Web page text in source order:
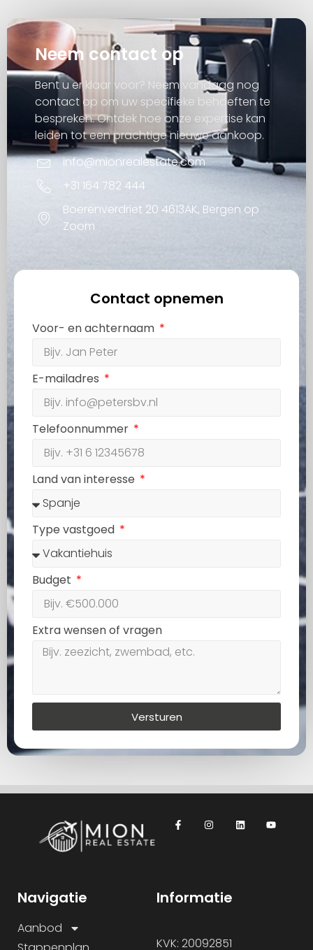
Neem contact op
Bent u er klaar voor? Neem vandaag nog
contact op om uw specifieke behoeften te
bespreken. Ontdek hoe onze expertise kan
leiden tot een prachtige nieuwe aankoop.
info@mionrealestate.com
+31 164 782 444
Boerenverdriet 20 4613AK, Bergen op
Zoom
Contact opnemen
Voor- en achternaam
E-mailadres
Telefoonnummer
Land van interesse
Type vastgoed
Budget
Extra wensen of vragen
Versturen
Navigatie
Aanbod
Informatie
KVK: 20092851